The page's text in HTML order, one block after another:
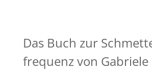
Das Buch zur
frequenz von Gabriele